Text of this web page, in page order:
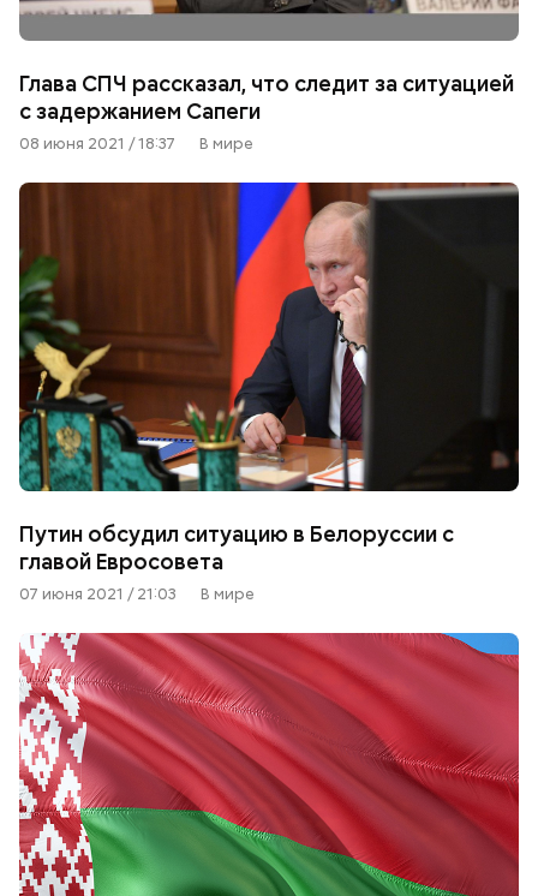
Глава СПЧ рассказал, что следит за ситуацией
с задержанием Сапеги
08 июня 2021 / 18:37 В мире
Путин обсудил ситуацию в Белоруссии с
главой Евросовета
07 июня 2021 / 21:03 В мире